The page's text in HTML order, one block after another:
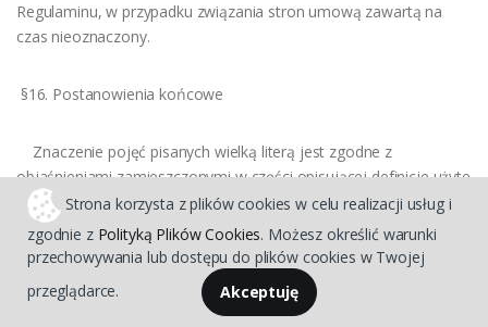
Strona korzysta z plików cookies w celu realizacji usług i
zgodnie z Polityką Plików Cookies. Możesz określić warunki
przechowywania lub dostępu do plików cookies w Twojej
przeglądarce.
Akceptuję
Regulaminu, w przypadku związania stron umową zawartą na
czas nieoznaczony.
§16. Postanowienia końcowe
Znaczenie pojęć pisanych wielką literą jest zgodne z
objaśnieniami zamieszczonymi w części opisującej definicje użyte
w Regulaminie.
Sprzedawca nie ponosi odpowiedzialności za:
przerwy w prawidłowym funkcjonowaniu Sklepu oraz
nienależyte świadczenie Usług, spowodowane siłą wyższą, w
stosunku do Klientów niebędących Konsumentami,